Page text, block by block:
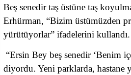
Beş senedir taş üstüne taş
Erhürman, “Bizim üstümüzden
yürütüyorlar” ifadelerini kullandı.
“Ersin Bey beş senedir ‘Benim
diyordu. Yeni parklarda, hastane